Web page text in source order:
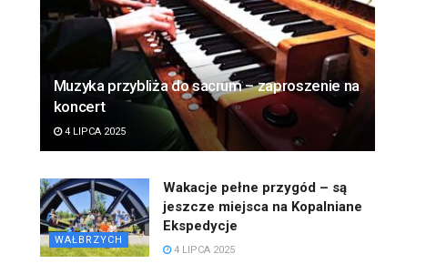
Muzyka przybliża do sacrum – zaproszenie na
koncert
4 LIPCA 2025
WAŁBRZYCH
Wakacje pełne przygód – są
jeszcze miejsca na Kopalniane
Ekspedycje
4 LIPCA 2025